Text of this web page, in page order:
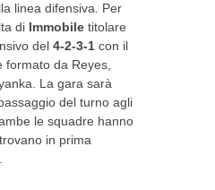
linea difensiva. Per
di Immobile titolare
del 4-2-3-1 con il
formato da Reyes,
La gara sarà
del turno agli
le squadre hanno
in prima